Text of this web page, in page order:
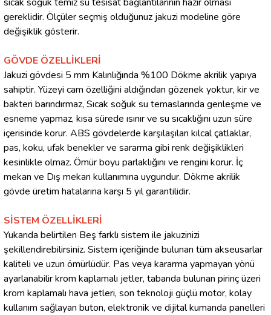
gereklidir. Ölçüler seçmiş olduğunuz jakuzi modeline göre
değişiklik gösterir.
GÖVDE ÖZELLİKLERİ
Jakuzi gövdesi 5 mm Kalınlığında %100 Dökme akrilik yapıya
sahiptir. Yüzeyi cam özelliğini aldığından gözenek yoktur, kir ve
bakteri barındırmaz, Sıcak soğuk su temaslarında genleşme ve
esneme yapmaz, kısa sürede ısınır ve su sıcaklığını uzun süre
içerisinde korur. ABS gövdelerde karşılaşılan kılcal çatlaklar,
pas, koku, ufak benekler ve sararma gibi renk değişiklikleri
kesinlikle olmaz. Ömür boyu parlaklığını ve rengini korur. İç
mekan ve Dış mekan kullanımına uygundur. Dökme akrilik
gövde üretim hatalarına karşı 5 yıl garantilidir.
SİSTEM ÖZELLİKLERİ
Yukarıda belirtilen Beş farklı sistem ile jakuzinizi
şekillendirebilirsiniz. Sistem içeriğinde bulunan tüm akseusarlar
kaliteli ve uzun ömürlüdür. Pas veya kararma yapmayan yönü
ayarlanabilir krom kaplamalı jetler, tabanda bulunan pirinç üzeri
krom kaplamalı hava jetleri, son teknoloji güçlü motor, kolay
kullanım sağlayan buton, elektronik ve dijital kumanda panelleri